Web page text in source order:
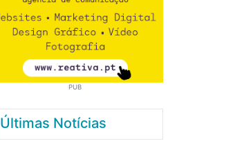
PUB
Últimas Notícias